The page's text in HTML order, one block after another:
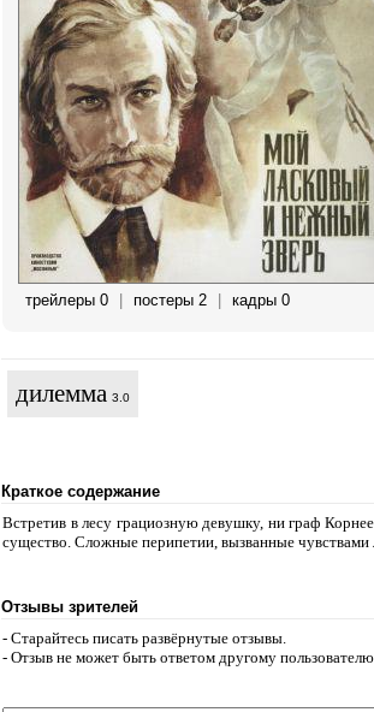
трейлеры 0 постеры 2 кадры 0
дилемма 3.0
Краткое содержание
Встретив в лесу грациозную девушку, ни граф
существо. Сложные перипетии, вызванные чувствами
Отзывы зрителей
- Старайтесь писать развёрнутые отзывы.
- Отзыв не может быть ответом другому